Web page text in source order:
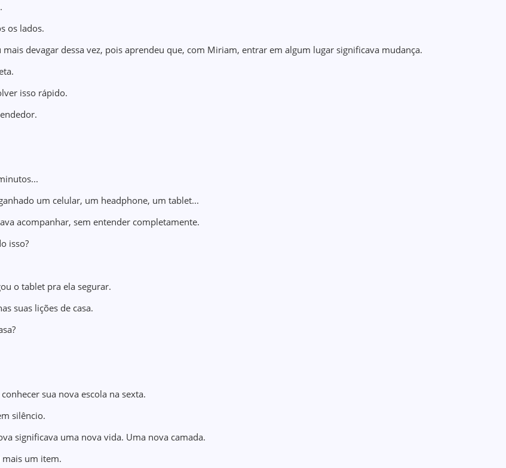
os lados.
mais devagar dessa vez, pois aprendeu que, com Miriam, entrar em algum lugar significava mudança.
isso rápido.
um celular, um headphone, um tablet...
acompanhar, sem entender completamente.
isso?
o tablet pra ela segurar.
suas lições de casa.
sua nova escola na sexta.
silêncio.
significava uma nova vida. Uma nova camada.
um item.